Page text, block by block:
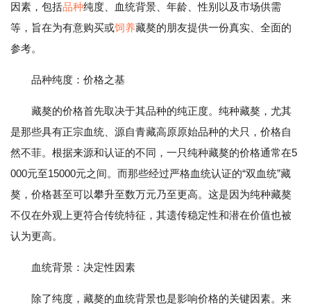
因素，包括品种纯度、血统背景、年龄、性别以及市场供需
等，旨在为有意购买或饲养藏獒的朋友提供一份真实、全面的
参考。
品种纯度：价格之基
藏獒的价格首先取决于其品种的纯正度。纯种藏獒，尤其
是那些具有正宗血统、源自青藏高原原始品种的犬只，价格自
然不菲。根据来源和认证的不同，一只纯种藏獒的价格通常在5
000元至15000元之间。而那些经过严格血统认证的“双血统”藏
獒，价格甚至可以攀升至数万元乃至更高。这是因为纯种藏獒
不仅在外观上更符合传统特征，其遗传稳定性和潜在价值也被
认为更高。
血统背景：决定性因素
除了纯度，藏獒的血统背景也是影响价格的关键因素。来